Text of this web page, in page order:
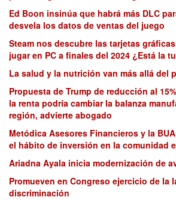
Ed Boon insinúa que habrá más DLC
desvela los datos de ventas del juego
Steam nos descubre las tarjetas
jugar en PC a finales del 2024 ¿Está la
La salud y la nutrición van más allá del
Propuesta de Trump de reducción al
la renta podría cambiar la balanza
región, advierte abogado
Metódica Asesores Financieros y la
el hábito de inversión en la comunidad
Ariadna Ayala inicia modernización de
Promueven en Congreso ejercicio de la
discriminación